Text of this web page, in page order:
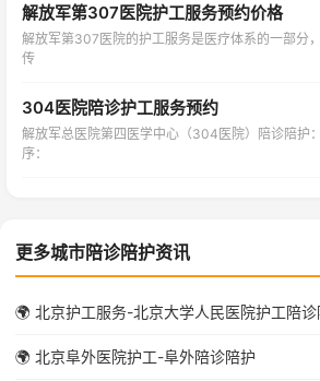
解放军第307医院护工服务预约价格
解放军第307医院的护工服务是医疗体系的一部分
传
304医院陪诊护工服务预约
解放军总医院第四医学中心（304医院）陪诊陪护
序：
更多城市陪诊陪护资讯
🌍 北京护工服务-北京大学人民医院护工陪诊
🌍 北京阜外医院护工-阜外陪诊陪护